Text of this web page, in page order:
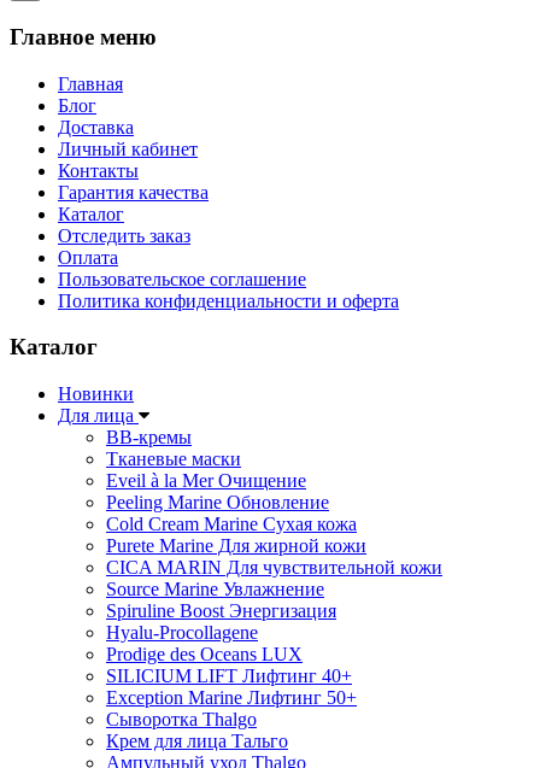
Главное меню
Главная
Блог
Доставка
Личный кабинет
Контакты
Гарантия качества
Каталог
Отследить заказ
Оплата
Пользовательское соглашение
Политика конфиденциальности и оферта
Каталог
Новинки
Для лица
ВВ-кремы
Тканевые маски
Eveil à la Mer Очищение
Peeling Marine Обновление
Cold Cream Marine Сухая кожа
Purete Marine Для жирной кожи
СICA MARIN Для чувствительной кожи
Source Marine Увлажнение
Spiruline Boost Энергизация
Hyalu-Procollagene
Prodige des Oceans LUX
SILICIUM LIFT Лифтинг 40+
Exception Marine Лифтинг 50+
Cыворотка Thalgo
Крем для лица Тальго
Ампульный уход Thalgo